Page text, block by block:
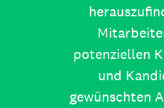
potenziellen
und
gewünschten